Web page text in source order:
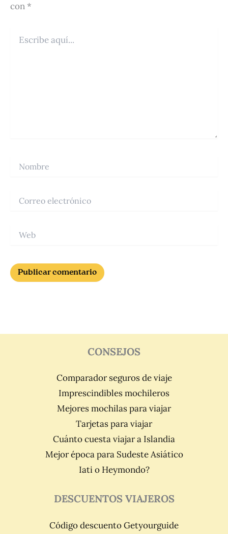
con*
aquí...
electrónico
CONSEJOS
Comparador seguros de viaje
Imprescindibles mochileros
Mejores mochilas para viajar
Tarjetas para viajar
Cuánto cuesta viajar a Islandia
Mejor época para Sudeste Asiático
Iati o Heymondo?
DESCUENTOS VIAJEROS
Código descuento Getyourguide